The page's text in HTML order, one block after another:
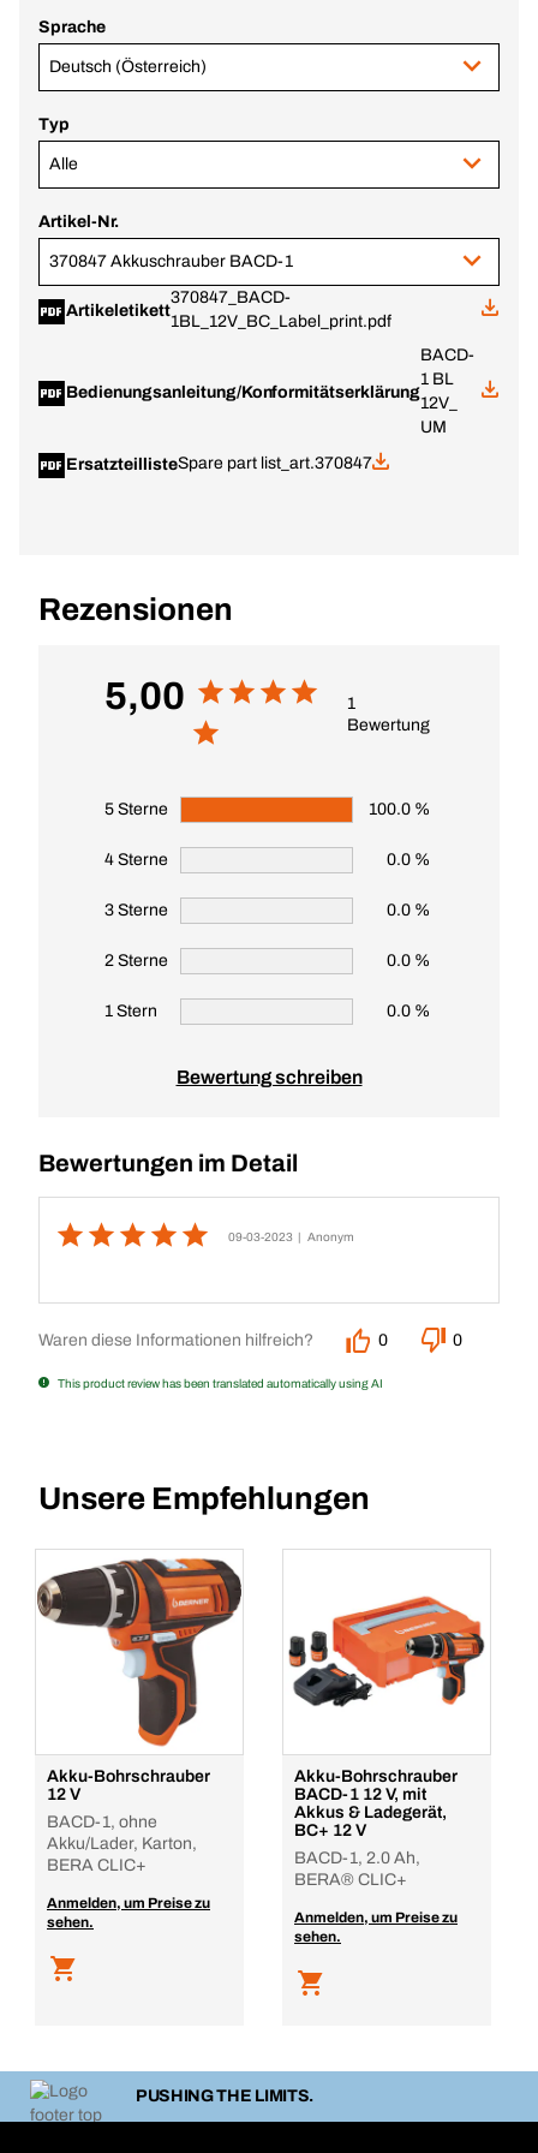
Sprache
Deutsch (Österreich)
Typ
Alle
Artikel-Nr.
370847 Akkuschrauber BACD-1
Artikeletikett
370847_BACD-
1BL_12V_BC_Label_print.pdf
Bedienungsanleitung/Konformitätserklärung
BACD-
1 BL
12V_
UM
ErsatzteillisteSpare part list_art.370847
Rezensionen
5,00
1
Bewertung
5 Sterne 100.0 %
4 Sterne 0.0 %
3 Sterne 0.0 %
2 Sterne 0.0 %
1 Stern 0.0 %
Bewertung schreiben
Bewertungen im Detail
09-03-2023 | Anonym
Waren diese Informationen hilfreich? 0 0
This product review has been translated automatically using AI
Unsere Empfehlungen
Akku-Bohrschrauber
12 V
BACD-1, ohne
Akku/Lader, Karton,
BERA CLIC+
Anmelden, um Preise zu
sehen.
Akku-Bohrschrauber
BACD-1 12 V, mit
Akkus & Ladegerät,
BC+ 12 V
BACD-1, 2.0 Ah,
BERA® CLIC+
Anmelden, um Preise zu
sehen.
PUSHING THE LIMITS.